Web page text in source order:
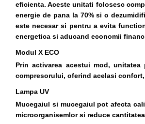
eficienta. Aceste unitati folosesc
energie de pana la 70% si o
este necesar si pentru a evita
energetica si aducand economii
Modul X ECO
Prin activarea acestui mod,
compresorului, oferind acelasi
Lampa UV
Mucegaiul si mucegaiul pot afecta
microorganisemlor si reduce